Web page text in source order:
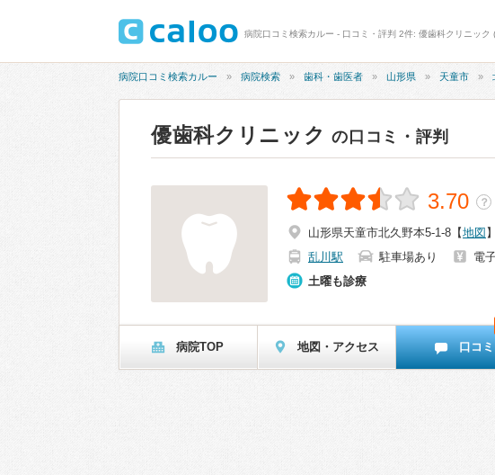
病院口コミ検索カルー - 口コミ・評判 2件: 優歯科クリニック
病院口コミ検索カルー 病院検索 歯科・歯医者 山形県 天童市
優歯科クリニック の口コミ・評判
3.70 ？
山形県天童市北久野本5-1-8 【地図 】
乱川駅
駐車場あり 電
土曜も診療
病院TOP 地図・アクセス 口コミ